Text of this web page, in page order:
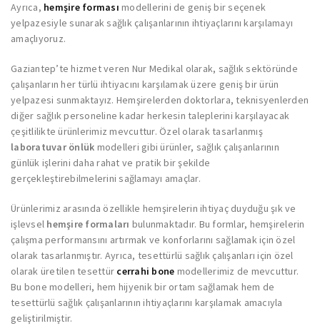
Ayrıca, hemşire forması modellerini de geniş bir seçenek
yelpazesiyle sunarak sağlık çalışanlarının ihtiyaçlarını karşılamayı
amaçlıyoruz.
Gaziantep’te hizmet veren Nur Medikal olarak, sağlık sektöründe
çalışanların her türlü ihtiyacını karşılamak üzere geniş bir ürün
yelpazesi sunmaktayız. Hemşirelerden doktorlara, teknisyenlerden
diğer sağlık personeline kadar herkesin taleplerini karşılayacak
çeşitlilikte ürünlerimiz mevcuttur. Özel olarak tasarlanmış
laboratuvar önlük modelleri gibi ürünler, sağlık çalışanlarının
günlük işlerini daha rahat ve pratik bir şekilde
gerçekleştirebilmelerini sağlamayı amaçlar.
Ürünlerimiz arasında özellikle hemşirelerin ihtiyaç duyduğu şık ve
işlevsel hemşire formaları bulunmaktadır. Bu formlar, hemşirelerin
çalışma performansını artırmak ve konforlarını sağlamak için özel
olarak tasarlanmıştır. Ayrıca, tesettürlü sağlık çalışanları için özel
olarak üretilen tesettür cerrahi bone modellerimiz de mevcuttur.
Bu bone modelleri, hem hijyenik bir ortam sağlamak hem de
tesettürlü sağlık çalışanlarının ihtiyaçlarını karşılamak amacıyla
geliştirilmiştir.